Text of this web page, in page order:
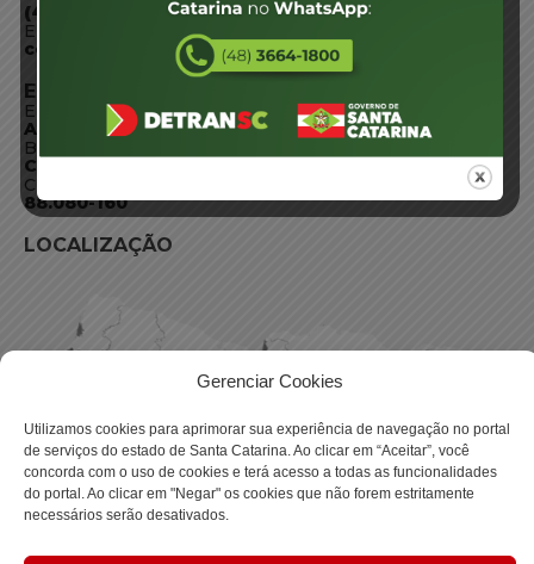
Gerenciar Cookies
Utilizamos cookies para aprimorar sua experiência de navegação no portal
de serviços do estado de Santa Catarina. Ao clicar em “Aceitar”, você
concorda com o uso de cookies e terá acesso a todas as funcionalidades
do portal. Ao clicar em "Negar" os cookies que não forem estritamente
necessários serão desativados.
(48) 3664-1800
E-mail:
centraldeinformacoes@detran.sc.gov.br
ENDEREÇO
Endereço:
Av. Almirante Tamandaré - 480
Bairro:
Coqueiros, Florianópolis SC
CEP:
88.080-160
LOCALIZAÇÃO